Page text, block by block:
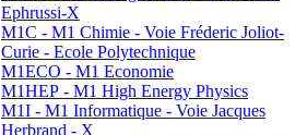
Ephrussi-X
M1C - M1 Chimie - Voie Fréderic Joliot-
Curie - Ecole Polytechnique
M1ECO - M1 Economie
M1HEP - M1 High Energy Physics
M1I - M1 Informatique - Voie Jacques
Herbrand - X